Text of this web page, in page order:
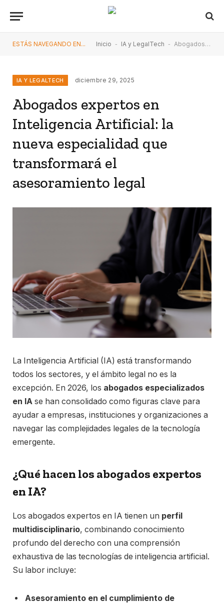
ESTÁS NAVEGANDO EN... Inicio - IA y LegalTech - Abogados expertos en Inteligencia Artificial: la nueva especialidad que transformará el asesoramiento legal
IA Y LEGALTECH diciembre 29, 2025
Abogados expertos en
Inteligencia Artificial: la
nueva especialidad que
transformará el
asesoramiento legal
La Inteligencia Artificial (IA) está transformando
todos los sectores, y el ámbito legal no es la
excepción. En 2026, los abogados especializados
en IA se han consolidado como figuras clave para
ayudar a empresas, instituciones y organizaciones a
navegar las complejidades legales de la tecnología
emergente.
¿Qué hacen los abogados expertos
en IA?
Los abogados expertos en IA tienen un perfil
multidisciplinario, combinando conocimiento
profundo del derecho con una comprensión
exhaustiva de las tecnologías de inteligencia artificial.
Su labor incluye:
Asesoramiento en el cumplimiento de